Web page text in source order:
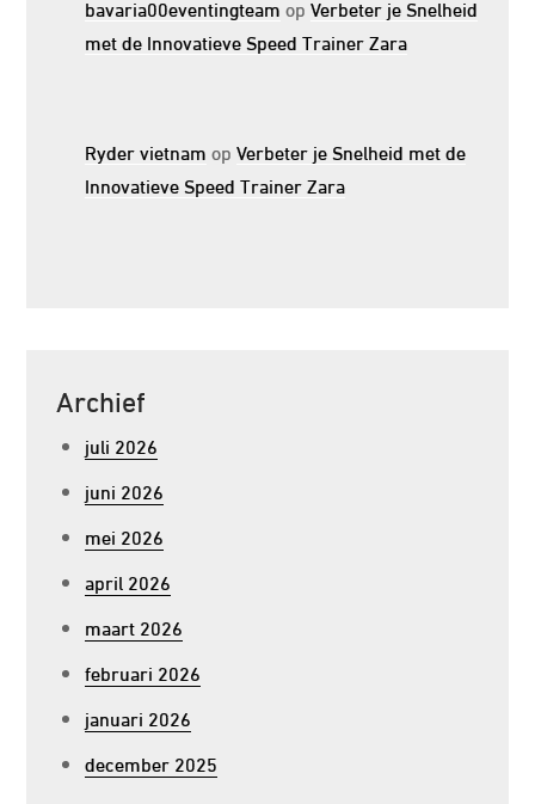
bavaria00eventingteam opVerbeter je Snelheid
met de Innovatieve Speed Trainer Zara
Ryder vietnam opVerbeter je Snelheid met de
Innovatieve Speed Trainer Zara
Archief
juli 2026
juni 2026
mei 2026
april 2026
maart 2026
februari 2026
januari 2026
december 2025